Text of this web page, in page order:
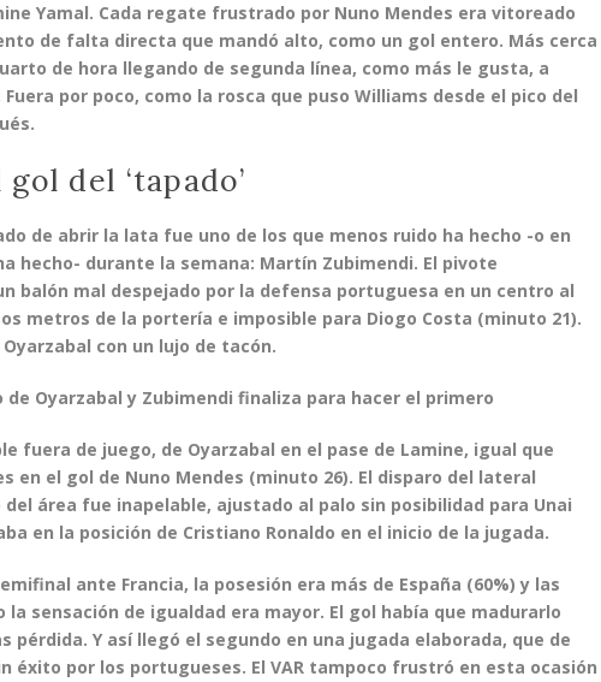
Yamal. Cada regate frustrado por Nuno Mendes era vitoreado
de falta directa que mandó alto, como un gol entero. Más cerca
de hora llegando de segunda línea, como más le gusta, a
Fuera por poco, como la rosca que puso Williams desde el pico del
del ‘tapado’
de abrir la lata fue uno de los que menos ruido ha hecho -o en
hecho- durante la semana: Martín Zubimendi. El pivote
balón mal despejado por la defensa portuguesa en un centro al
metros de la portería e imposible para Diogo Costa (minuto 21).
con un lujo de tacón.
de Oyarzabal y Zubimendi finaliza para hacer el primero
fuera de juego, de Oyarzabal en el pase de Lamine, igual que
en el gol de Nuno Mendes (minuto 26). El disparo del lateral
área fue inapelable, ajustado al palo sin posibilidad para Unai
en la posición de Cristiano Ronaldo en el inicio de la jugada.
ante Francia, la posesión era más de España (60%) y las
la sensación de igualdad era mayor. El gol había que madurarlo
pérdida. Y así llegó el segundo en una jugada elaborada, que de
éxito por los portugueses. El VAR tampoco frustró en esta ocasión